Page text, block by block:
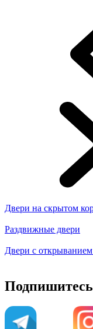
Двери на скрытом
Раздвижные двери
Двери с